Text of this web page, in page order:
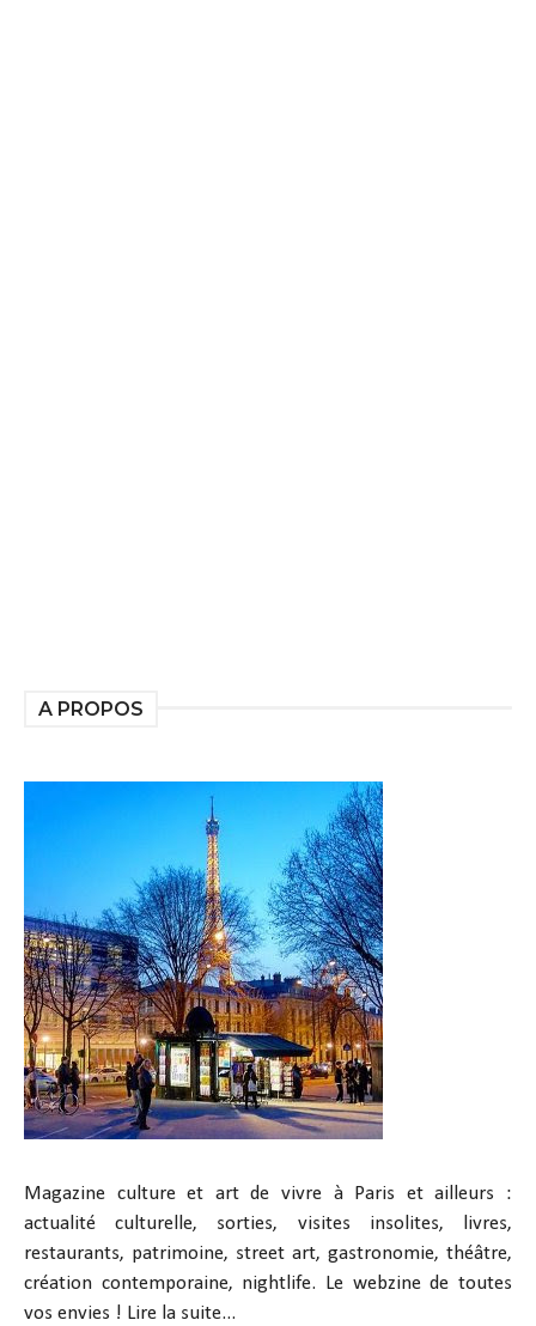
A PROPOS
Magazine culture et art de vivre à Paris et ailleurs :
actualité culturelle, sorties, visites insolites, livres,
restaurants, patrimoine, street art, gastronomie, théâtre,
création contemporaine, nightlife. Le webzine de toutes
vos envies ! Lire la suite...